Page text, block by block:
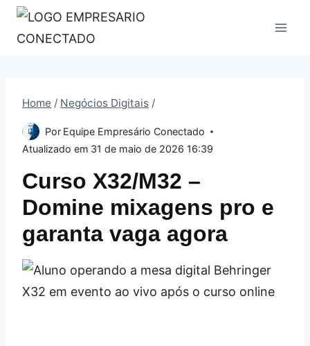
Pular
para
Home / Negócios Digitais /
Por Equipe Empresário Conectado
Atualizado em 31 de maio de 2026 16:39
Curso X32/M32 –
Domine mixagens pro e
garanta vaga agora